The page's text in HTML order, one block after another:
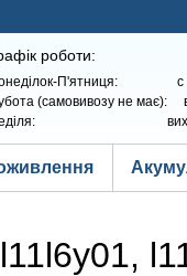
роботи:
П'ятниця: с
(самовивозу не має):